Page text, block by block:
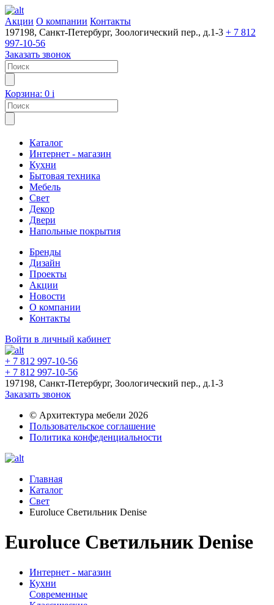
Акции О компании Контакты
197198, Санкт-Петербург, Зоологический пер., д.1-3 + 7 812
997-10-56
Заказать звонок
Корзина: 0 i
Каталог
Интернет - магазин
Кухни
Бытовая техника
Мебель
Свет
Декор
Двери
Напольные покрытия
Бренды
Дизайн
Проекты
Акции
Новости
О компании
Контакты
Войти в личный кабинет
+ 7 812 997-10-56
+ 7 812 997-10-56
197198, Санкт-Петербург, Зоологический пер., д.1-3
Заказать звонок
© Архитектура мебели 2026
Пользовательское соглашение
Политика конфеденциальности
Главная
Каталог
Свет
Euroluce Светильник Denise
Euroluce Светильник Denise
Интернет - магазин
Кухни
Современные